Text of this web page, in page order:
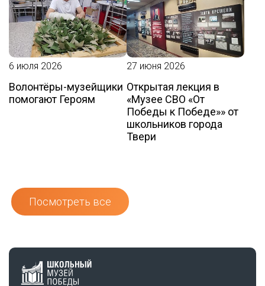
6 июля 2026
Волонтёры-музейщики
помогают Героям
27 июня 2026
Открытая лекция в
«Музее СВО «От
Победы к Победе»» от
школьников города
Твери
Посмотреть все